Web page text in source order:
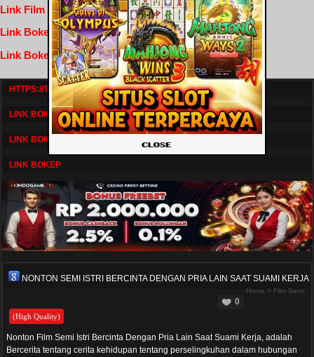
Link Film Dewasa
Link Bokep Indofilm
Link Bokep FilmNikmat
HTTPS://TV1.BOSKU21.CAM/
LINK BOKEP DRAMASERIAL
LINK BOKEP
LINK BOKEP
NONTON SEMI ISTRI BERCINTA DENGAN PRIA LAIN SAAT SUAMI KERJA
Home > Film Semi
0
(High Quality)
Nonton Film Semi Istri Bercinta Dengan Pria Lain Saat Suami Kerja, adalah
Bercerita tentang cerita kehidupan tentang perselingkuhan dalam hubungan